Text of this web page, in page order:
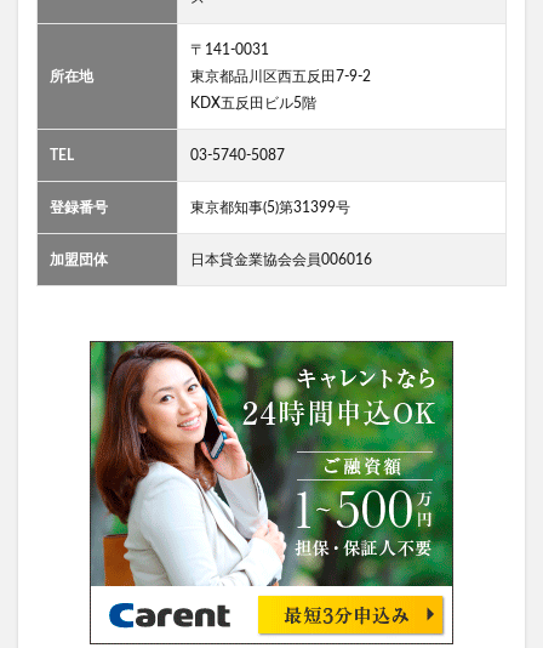
所在地
〒141-0031
東京都品川区西五反田7-9-2
KDX五反田ビル5階
TEL 03-5740-5087
登録番号 東京都知事(5)第31399号
加盟団体 日本貸金業協会会員006016